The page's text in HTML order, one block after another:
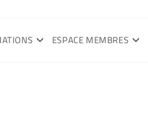
ESPACE MEMBRES